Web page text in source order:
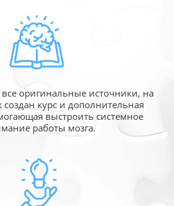
оригинальные источники, на
создан курс и дополнительная
выстроить системное
работы мозга.